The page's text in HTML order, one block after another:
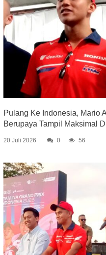
Pulang Ke Indonesia, Mario
Berupaya Tampil Maksimal
20 Juli 2026 0 56